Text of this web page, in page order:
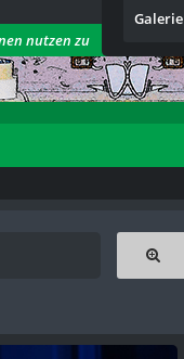
Galerie
nutzen zu